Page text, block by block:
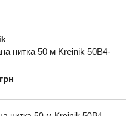
нитка 50 м Kreinik 50B4-